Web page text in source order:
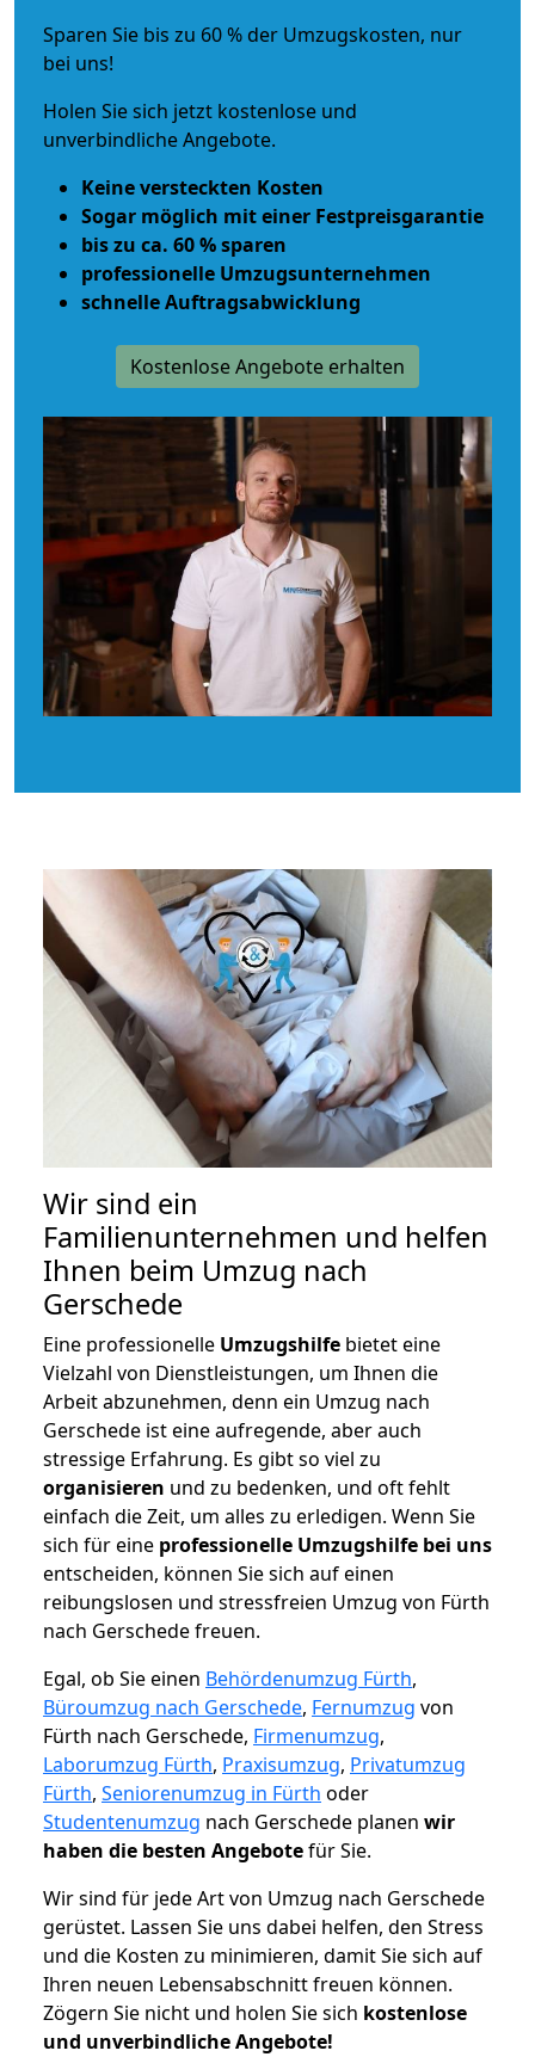
Sparen Sie bis zu 60 % der Umzugskosten, nur
bei uns!
Holen Sie sich jetzt kostenlose und
unverbindliche Angebote.
Keine versteckten Kosten
Sogar möglich mit einer Festpreisgarantie
bis zu ca. 60 % sparen
professionelle Umzugsunternehmen
schnelle Auftragsabwicklung
Kostenlose Angebote erhalten
Wir sind ein
Familienunternehmen und helfen
Ihnen beim Umzug nach
Gerschede
Eine professionelle Umzugshilfe bietet eine
Vielzahl von Dienstleistungen, um Ihnen die
Arbeit abzunehmen, denn ein Umzug nach
Gerschede ist eine aufregende, aber auch
stressige Erfahrung. Es gibt so viel zu
organisieren und zu bedenken, und oft fehlt
einfach die Zeit, um alles zu erledigen. Wenn Sie
sich für eine professionelle Umzugshilfe bei uns
entscheiden, können Sie sich auf einen
reibungslosen und stressfreien Umzug von Fürth
nach Gerschede freuen.
Egal, ob Sie einen Behördenumzug Fürth,
Büroumzug nach Gerschede, Fernumzug von
Fürth nach Gerschede, Firmenumzug,
Laborumzug Fürth, Praxisumzug, Privatumzug
Fürth, Seniorenumzug in Fürth oder
Studentenumzug nach Gerschede planen wir
haben die besten Angebotefür Sie.
Wir sind für jede Art von Umzug nach Gerschede
gerüstet. Lassen Sie uns dabei helfen, den Stress
und die Kosten zu minimieren, damit Sie sich auf
Ihren neuen Lebensabschnitt freuen können.
Zögern Sie nicht und holen Sie sich kostenlose
und unverbindliche Angebote!